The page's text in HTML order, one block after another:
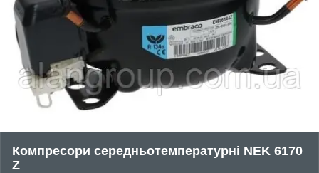
Компресори середньотемпературні NEK 6170
Z